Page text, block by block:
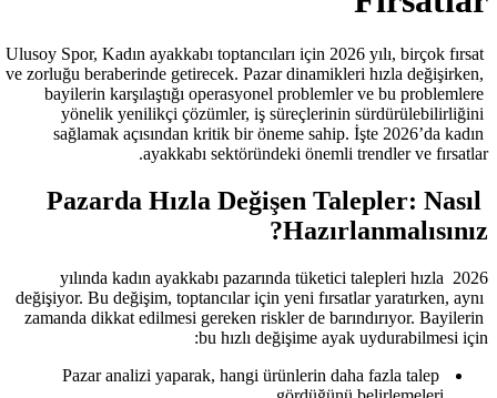
Ulusoy Spor, Kadın ayakkabı
ve zorluğu beraberinde getirecek.
bayilerin karşılaştığı
yönelik yenilikçi çözümler, iş
sağlamak açısından kritik bir
ayakkabı
Pazarda Hızla
2026 yılında kadın ayakkabı
değişiyor. Bu değişim, toptancılar
zamanda dikkat edilmesi gereken
bu hızlı
Pazar analizi yaparak, hangi